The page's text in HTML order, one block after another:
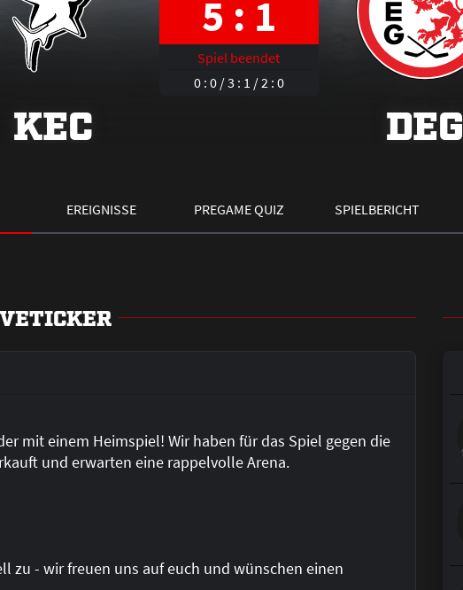
KEC
5 : 1
Spiel beendet
0 : 0 / 3 : 1 / 2 : 0
DEG
EREIGNISSE PREGAME QUIZ SPIELBERICHT
mit einem Heimspiel! Wir haben für das Spiel gegen die
und erwarten eine rappelvolle Arena.
zu - wir freuen uns auf euch und wünschen einen